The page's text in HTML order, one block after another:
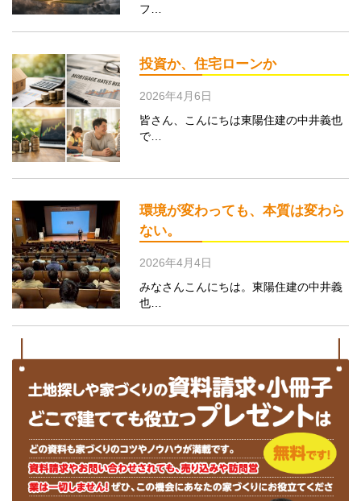
フ…
投資か、住宅ローンか
2026年4月6日
皆さん、こんにちは東陽住建の中井義也
で…
環境が変わっても、本質は変わら
ない。
2026年4月4日
みなさんこんにちは。東陽住建の中井義
也…